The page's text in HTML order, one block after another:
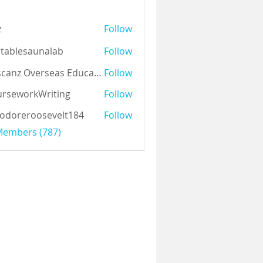
Follow
Follow
Auscanz Overseas Education Pvt Ltd Follow
Follow
Follow
(787)